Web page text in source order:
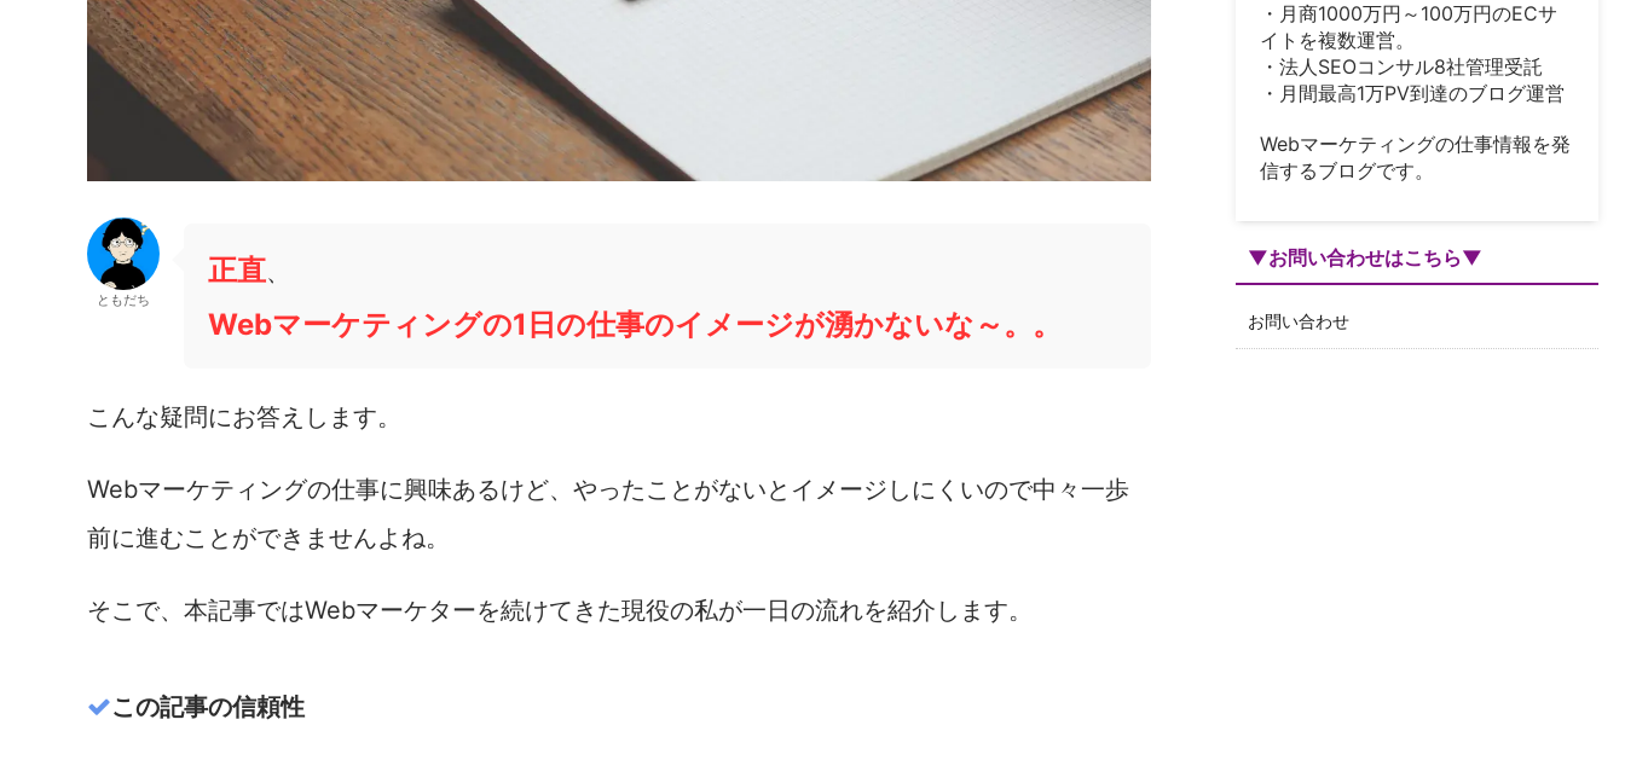
ともだち
正直、
Webマーケティングの1日の仕事のイメージが湧かないな～。。
こんな疑問にお答えします。
Webマーケティングの仕事に興味あるけど、やったことがないとイメージしにくいので中々一歩
前に進むことができませんよね。
そこで、本記事ではWebマーケターを続けてきた現役の私が一日の流れを紹介します。
この記事の信頼性
・月商1000万円～100万円のECサ
イトを複数運営。
・法人SEOコンサル8社管理受託
・月間最高1万PV到達のブログ運営
Webマーケティングの仕事情報を発
信するブログです。
▼お問い合わせはこちら▼
お問い合わせ